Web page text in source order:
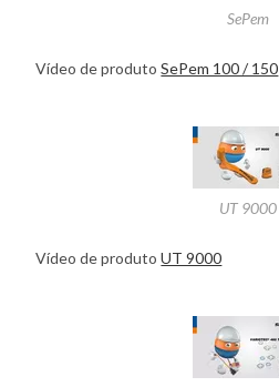
SePem
Vídeo de produtoSePem 100 / 150
UT 9000
Vídeo de produtoUT 9000